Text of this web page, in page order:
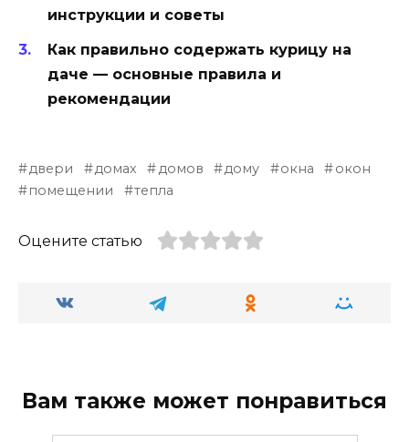
инструкции и советы
Как правильно содержать курицу на
даче — основные правила и
рекомендации
двери домах домов дому окна
окон
помещении
тепла
Оцените статью
Вам также может понравиться